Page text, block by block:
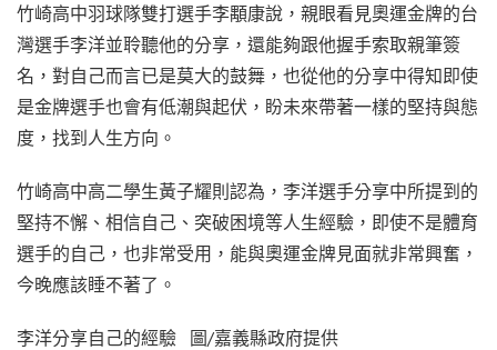
竹崎高中羽球隊雙打選手李顒康說，親眼看見奧運金牌的台
灣選手李洋並聆聽他的分享，還能夠跟他握手索取親筆簽
名，對自己而言已是莫大的鼓舞，也從他的分享中得知即使
是金牌選手也會有低潮與起伏，盼未來帶著一樣的堅持與態
度，找到人生方向。
竹崎高中高二學生黃子耀則認為，李洋選手分享中所提到的
堅持不懈、相信自己、突破困境等人生經驗，即使不是體育
選手的自己，也非常受用，能與奧運金牌見面就非常興奮，
今晚應該睡不著了。
李洋分享自己的經驗 圖/嘉義縣政府提供